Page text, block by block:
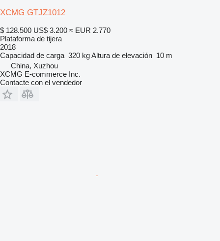
XCMG GTJZ1012
$ 128.500 US$ 3.200 ≈ EUR 2.770
Plataforma de tijera
2018
Capacidad de carga 320 kgAltura de elevación 10 m
China, Xuzhou
XCMG E-commerce Inc.
Contacte con el vendedor